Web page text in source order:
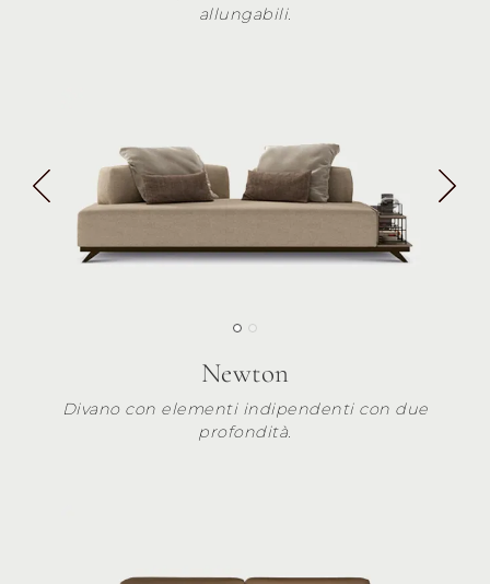
allungabili.
Newton
Divano con elementi indipendenti con due
profondità.